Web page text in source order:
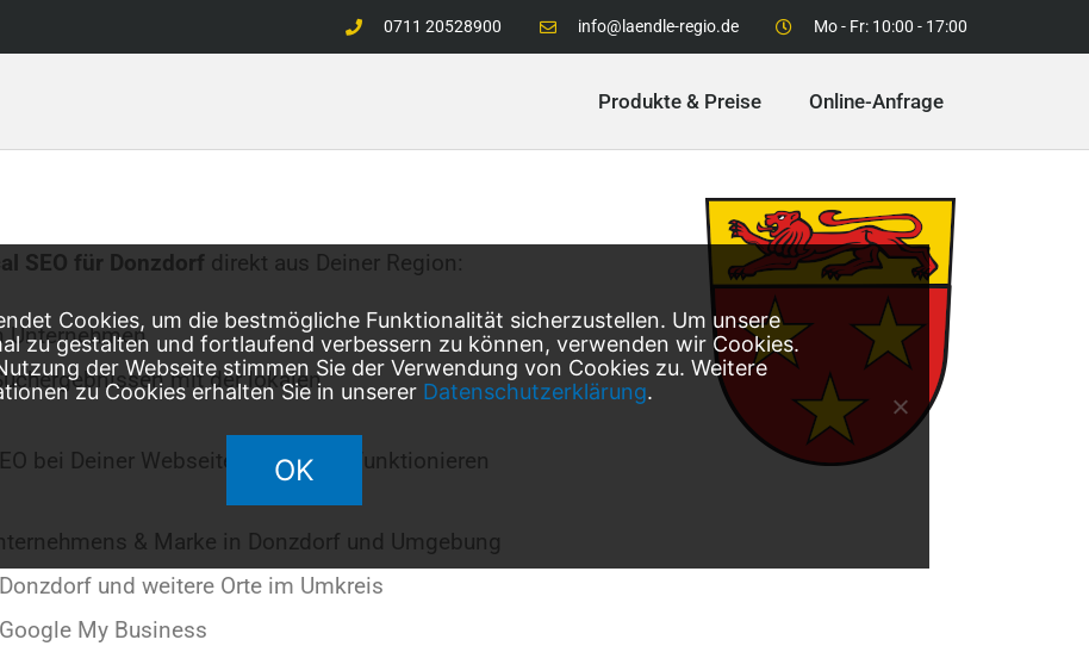
0711 20528900 info@laendle-regio.de Mo - Fr: 10:00 - 17:00
Produkte & Preise Online-Anfrage
SEO für Donzdorf direkt aus Deiner Region:
Unternehmen
mit der lokalen
bei Deiner Webseite erfolgreich funktionieren
& Marke in Donzdorf und Umgebung
und weitere Orte im Umkreis
My Business
Cookies, um die bestmögliche Funktionalität sicherzustellen. Um unsere
zu gestalten und fortlaufend verbessern zu können, verwenden wir Cookies.
der Webseite stimmen Sie der Verwendung von Cookies zu. Weitere
zu Cookies erhalten Sie in unserer Datenschutzerklärung.
OK